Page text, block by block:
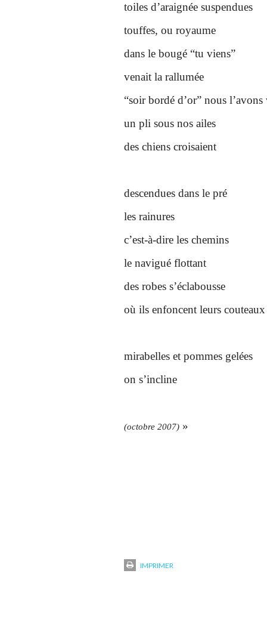
toiles d’araignée suspendues
touffes, ou royaume
dans le bougé “tu viens”
venait la rallumée
“soir bordé d’or” nous l’avons
un pli sous nos ailes
des chiens croisaient
descendues dans le pré
les rainures
c’est-à-dire les chemins
le navigué flottant
des robes s’éclabousse
où ils enfoncent leurs couteaux
mirabelles et pommes gelées
on s’incline
(octobre 2007) »
IMPRIMER